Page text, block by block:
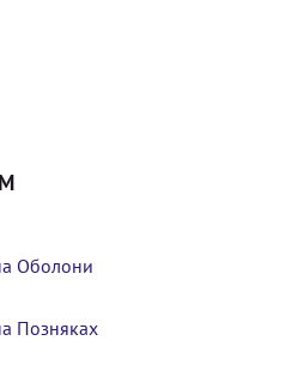
Оболони
Позняках